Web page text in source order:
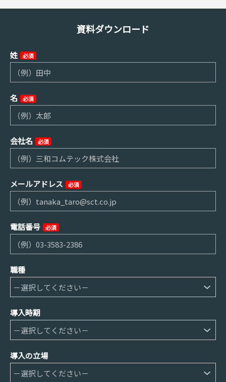
資料ダウンロード
姓 必須
名 必須
会社名 必須
メールアドレス 必須
電話番号 必須
職種
導入時期
導入の立場